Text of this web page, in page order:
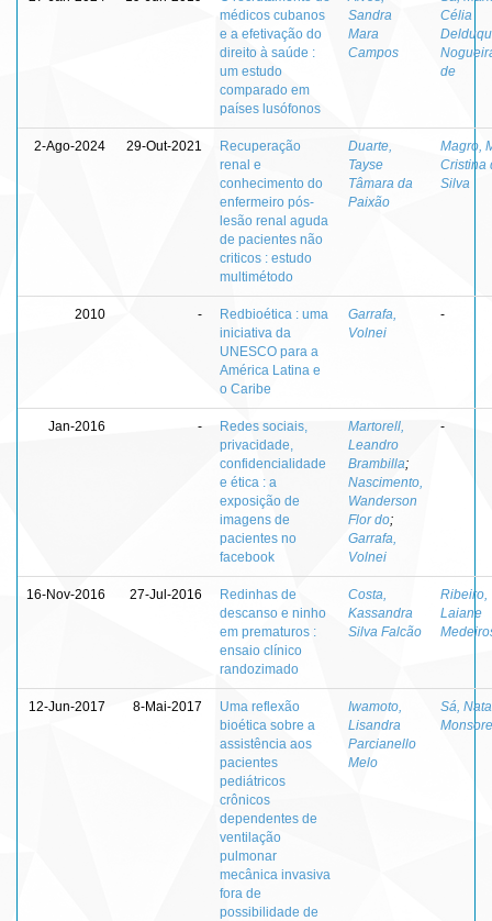
médicos cubanos
e a efetivação do
direito à saúde :
um estudo
comparado em
países lusófonos
Sandra
Mara
Campos
Célia
de
2-Ago-2024 29-Out-2021
Recuperação
renal e
conhecimento do
enfermeiro pós-
lesão renal aguda
de pacientes não
criticos : estudo
multimétodo
Duarte,
Tayse
Tâmara da
Paixão
Magro,
Cristina
Silva
2010 -
Redbioética : uma
iniciativa da
UNESCO para a
América Latina e
o Caribe
Garrafa,
Volnei
-
Jan-2016 -
Redes sociais,
privacidade,
confidencialidade
e ética : a
exposição de
imagens de
pacientes no
facebook
Martorell,
Leandro
Brambilla;
Nascimento,
Wanderson
Flor do;
Garrafa,
Volnei
-
16-Nov-2016 27-Jul-2016
Redinhas de
descanso e ninho
em prematuros :
ensaio clínico
randozimado
Costa,
Kassandra
Silva Falcão
Ribeiro,
Laiane
12-Jun-2017 8-Mai-2017
Uma reflexão
bioética sobre a
assistência aos
pacientes
pediátricos
crônicos
dependentes de
ventilação
pulmonar
mecânica invasiva
fora de
possibilidade de
Iwamoto,
Lisandra
Parcianello
Melo
Sá,